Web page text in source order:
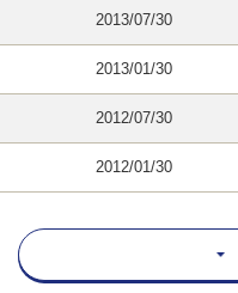
2013/07/30
2013/01/30
2012/07/30
2012/01/30